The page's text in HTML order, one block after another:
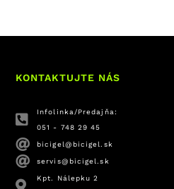
KONTAKTUJTE NÁS
Infolinka/Predajňa:
051 - 748 29 45
bicigel@bicigel.sk
servis@bicigel.sk
Kpt. Nálepku 2